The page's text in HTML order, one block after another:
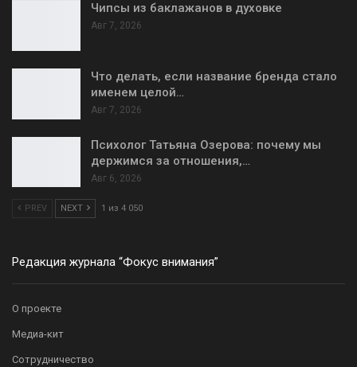
Чипсы из баклажанов в духовке
Авг 7, 2026
Что делать, если название бренда стало
именем целой…
Авг 7, 2026
Психолог Татьяна Озерова: почему мы
держимся за отношения,…
Авг 6, 2026
PREV NEXT 1 из 4 050
Редакция журнала “Фокус внимания”
О проекте
Медиа-кит
Сотрудничество